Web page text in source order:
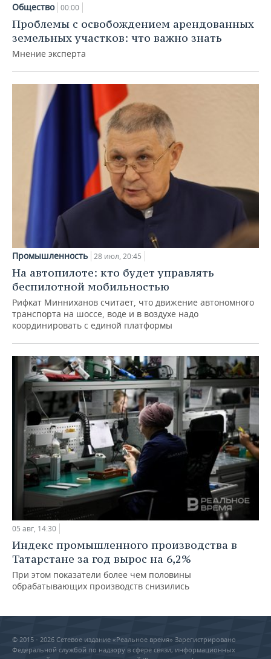
Общество 00:00
Проблемы с освобождением арендованных
земельных участков: что важно знать
Мнение эксперта
Промышленность 28 июл, 20:45
На автопилоте: кто будет управлять
беспилотной мобильностью
Рифкат Минниханов считает, что движение автономного
транспорта на шоссе, воде и в воздухе надо
координировать с единой платформы
05 авг, 14:30
Индекс промышленного производства в
Татарстане за год вырос на 6,2%
При этом показатели более чем половины
обрабатывающих производств снизились
© 2015 - 2026 Сетевое издание «Реальное время» Зарегистрировано
Федеральной службой по надзору в сфере связи, информационных